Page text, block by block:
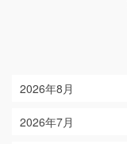
2026年8月
2026年7月